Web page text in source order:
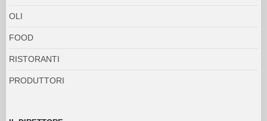
OLI
FOOD
RISTORANTI
PRODUTTORI